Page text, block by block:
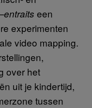
een
experimenten
video mapping.
over het
uit je kindertijd,
tussen